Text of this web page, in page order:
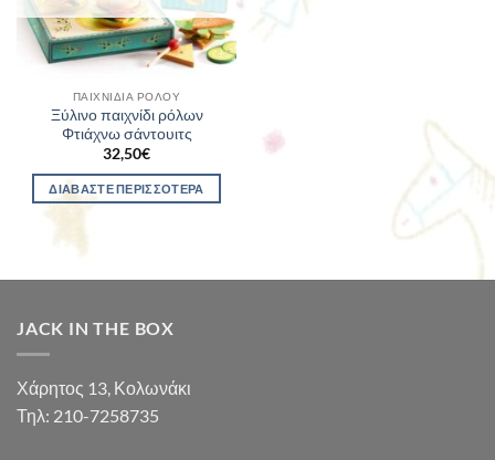
ΠΑΙΧΝΊΔΙΑ ΡΌΛΟΥ
Ξύλινο παιχνίδι ρόλων
Φτιάχνω σάντουιτς
32,50€
ΔΙΑΒΆΣΤΕ ΠΕΡΙΣΣΌΤΕΡΑ
JACK IN THE BOX
Χάρητος 13, Κολωνάκι
Τηλ: 210-7258735